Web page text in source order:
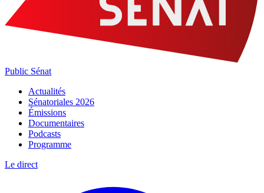
Public Sénat
Actualités
Sénatoriales 2026
Émissions
Documentaires
Podcasts
Programme
Le direct